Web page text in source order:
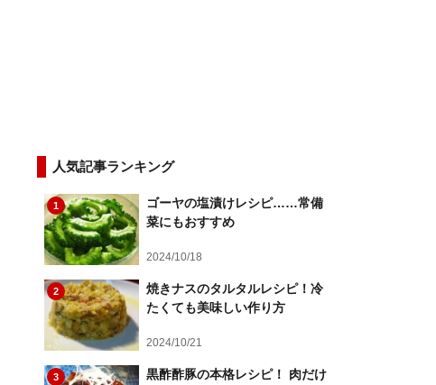
人気記事ランキング
1
ゴーヤの塩漬けレシピ……常備
菜にもおすすめ
2024/10/18
2
焼きナスのタルタルレシピ！冷
たくても美味しい作り方
2024/10/21
3
黒酢酢豚の本格レシピ！ 肉だけ